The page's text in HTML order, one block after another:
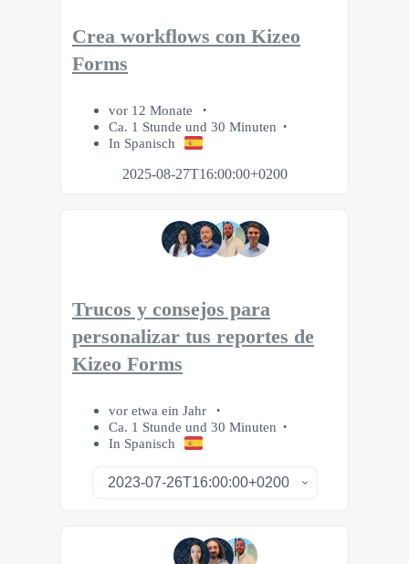
Crea workflows con Kizeo
Forms
vor 12 Monate
Ca. 1 Stunde und 30 Minuten
In Spanisch
2025-08-27T16:00:00+0200
Trucos y consejos para
personalizar tus reportes de
Kizeo Forms
vor etwa ein Jahr
Ca. 1 Stunde und 30 Minuten
In Spanisch